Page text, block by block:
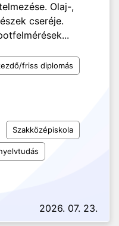
Olaj-,
cseréje.
friss diplomás
Szakközépiskola
2026. 07. 23.